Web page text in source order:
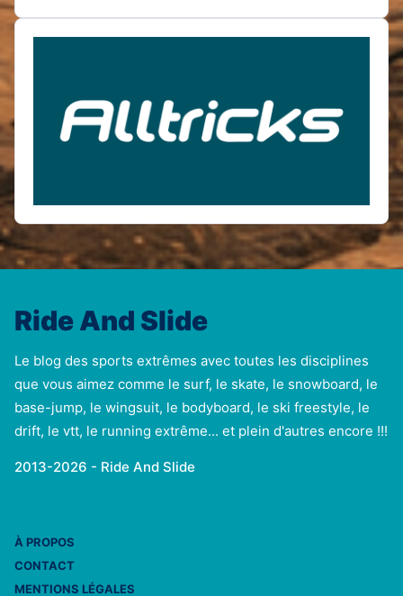
Ride And Slide
Le blog des sports extrêmes avec toutes les disciplines
que vous aimez comme le surf, le skate, le snowboard, le
base-jump, le wingsuit, le bodyboard, le ski freestyle, le
drift, le vtt, le running extrême... et plein d'autres encore !!!
2013-2026 - Ride And Slide
À PROPOS
CONTACT
MENTIONS LÉGALES